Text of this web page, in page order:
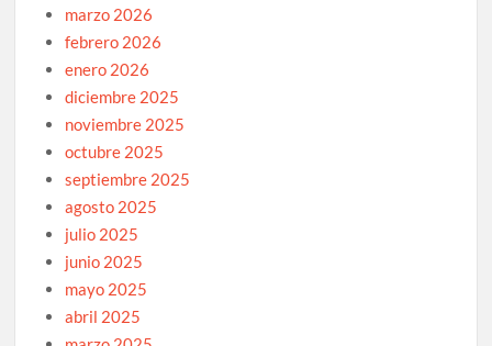
marzo 2026
febrero 2026
enero 2026
diciembre 2025
noviembre 2025
octubre 2025
septiembre 2025
agosto 2025
julio 2025
junio 2025
mayo 2025
abril 2025